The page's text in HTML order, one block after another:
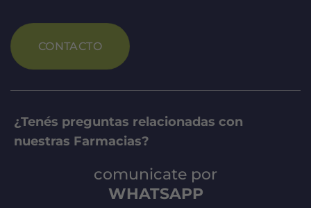
CONTACTO
¿Tenés preguntas relacionadas con
nuestras Farmacias?
comunicate por
WHATSAPP